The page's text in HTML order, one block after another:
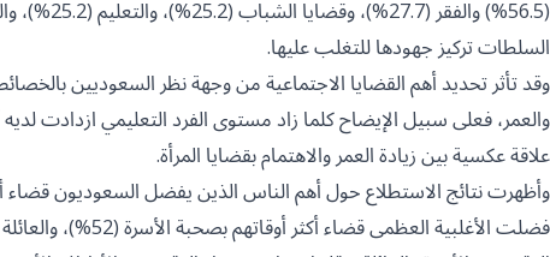
السلطات تركيز جهودها للتغلب عليها.
وقد تأثر تحديد أهم القضايا الاجتماعية من وجهة نظر السعوديين
والعمر، فعلى سبيل الإيضاح كلما زاد مستوى الفرد التعليمي ازدادت
علاقة عكسية بين زيادة العمر والاهتمام بقضايا المرأة.
وأظهرت نتائج الاستطلاع حول أهم الناس الذين يفضل السعوديون قضاء